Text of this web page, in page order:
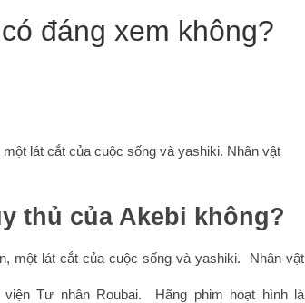
đáng xem không?
lát cắt của cuộc sống và yashiki. Nhân vật
thủ của Akebi không?
một lát cắt của cuộc sống và yashiki.  Nhân vật
Tư nhân Roubai.  Hãng phim hoạt hình là